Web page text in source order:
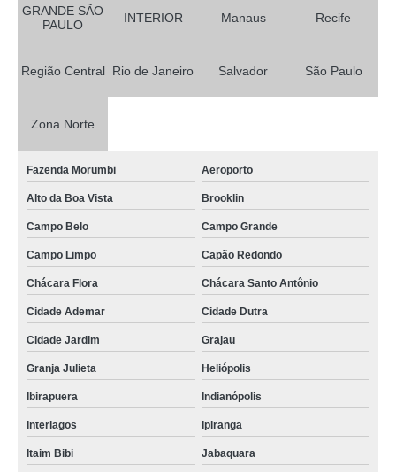
GRANDE SÃO
PAULO
INTERIOR Manaus Recife
Região Central Rio de Janeiro Salvador São Paulo
Zona Norte
Fazenda Morumbi Aeroporto
Alto da Boa Vista Brooklin
Campo Belo Campo Grande
Campo Limpo Capão Redondo
Chácara Flora Chácara Santo Antônio
Cidade Ademar Cidade Dutra
Cidade Jardim Grajau
Granja Julieta Heliópolis
Ibirapuera Indianópolis
Interlagos Ipiranga
Itaim Bibi Jabaquara